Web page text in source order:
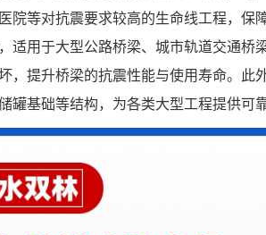
院等对抗震要求较高的生命线工程，保
适用于大型公路桥梁、城市轨道交通桥
，提升桥梁的抗震性能与使用寿命。此
罐基础等结构，为各类大型工程提供可